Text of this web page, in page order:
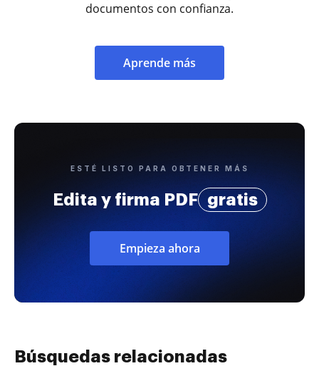
documentos con confianza.
Aprende más
ESTÉ LISTO PARA OBTENER MÁS
Edita y firma PDF gratis
Empieza ahora
Búsquedas relacionadas